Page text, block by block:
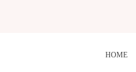
HOME